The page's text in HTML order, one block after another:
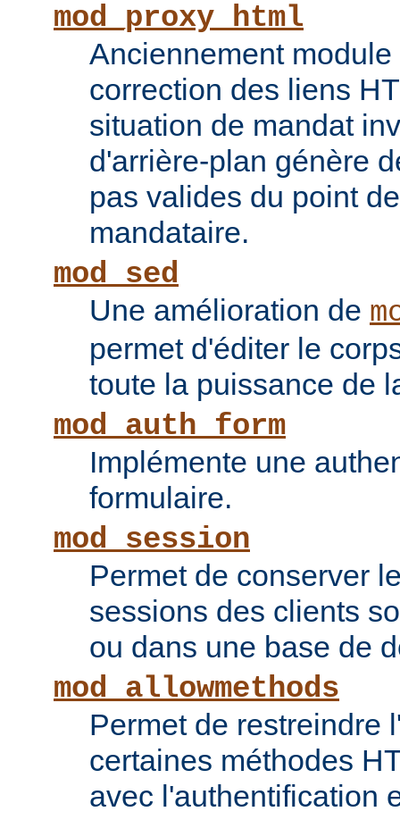
mod_proxy_html
Anciennement
correction des liens
situation de mandat
d'arrière-plan génère
pas valides du point
mandataire.
mod_sed
Une amélioration de
permet d'éditer le
toute la puissance de
mod_auth_form
Implémente une
formulaire.
mod_session
Permet de conserver
sessions des clients
ou dans une base de
mod_allowmethods
Permet de restreindre
certaines méthodes
avec l'authentification